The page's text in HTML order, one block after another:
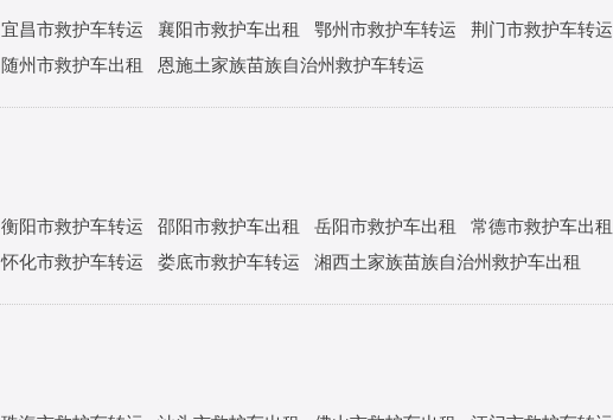
宜昌市救护车转运 襄阳市救护车出租 鄂州市救护车转运 荆门市救护车转运
随州市救护车出租 恩施土家族苗族自治州救护车转运
衡阳市救护车转运 邵阳市救护车出租 岳阳市救护车出租 常德市救护车出租
怀化市救护车转运 娄底市救护车转运 湘西土家族苗族自治州救护车出租